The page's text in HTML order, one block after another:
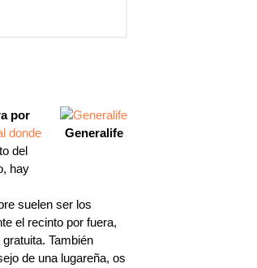
Generalife
por
donde
del
hay
suelen ser los
el recinto por fuera,
También
de una lugareña, os